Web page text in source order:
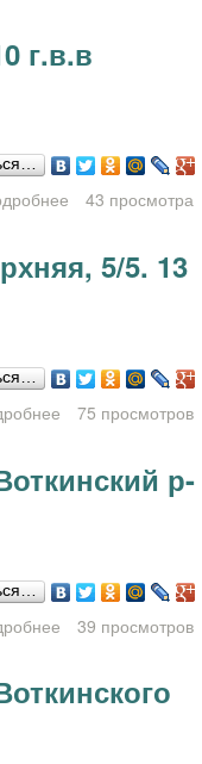
г.в.в
о Chevrolet
43 просмотра
5/5. 13
о Сдам 2-к.кв. ул.
75 просмотров
р-
о Дом в д.
39 просмотров